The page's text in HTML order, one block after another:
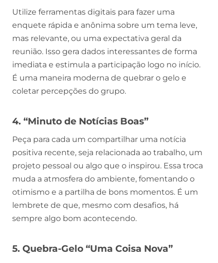
Utilize ferramentas digitais para fazer uma
enquete rápida e anônima sobre um tema leve,
mas relevante, ou uma expectativa geral da
reunião. Isso gera dados interessantes de forma
imediata e estimula a participação logo no início.
É uma maneira moderna de quebrar o gelo e
coletar percepções do grupo.
4. “Minuto de Notícias Boas”
Peça para cada um compartilhar uma notícia
positiva recente, seja relacionada ao trabalho, um
projeto pessoal ou algo que o inspirou. Essa troca
muda a atmosfera do ambiente, fomentando o
otimismo e a partilha de bons momentos. É um
lembrete de que, mesmo com desafios, há
sempre algo bom acontecendo.
5. Quebra-Gelo “Uma Coisa Nova”